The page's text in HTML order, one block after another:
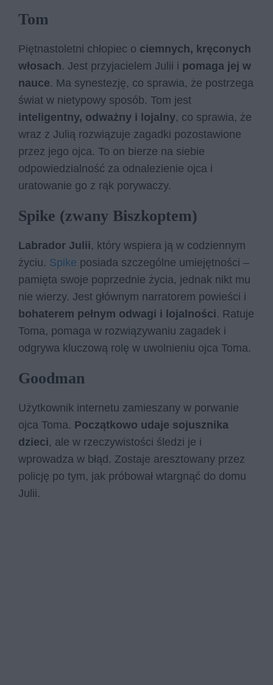
Tom
Piętnastoletni chłopiec o ciemnych, kręconych
włosach. Jest przyjacielem Julii i pomaga jej w
nauce. Ma synestezję, co sprawia, że postrzega
świat w nietypowy sposób. Tom jest
inteligentny, odważny i lojalny, co sprawia, że
wraz z Julią rozwiązuje zagadki pozostawione
przez jego ojca. To on bierze na siebie
odpowiedzialność za odnalezienie ojca i
uratowanie go z rąk porywaczy.
Spike (zwany Biszkoptem)
Labrador Julii, który wspiera ją w codziennym
życiu. Spike posiada szczególne umiejętności –
pamięta swoje poprzednie życia, jednak nikt mu
nie wierzy. Jest głównym narratorem powieści i
bohaterem pełnym odwagi i lojalności. Ratuje
Toma, pomaga w rozwiązywaniu zagadek i
odgrywa kluczową rolę w uwolnieniu ojca Toma.
Goodman
Użytkownik internetu zamieszany w porwanie
ojca Toma. Początkowo udaje sojusznika
dzieci, ale w rzeczywistości śledzi je i
wprowadza w błąd. Zostaje aresztowany przez
policję po tym, jak próbował wtargnąć do domu
Julii.